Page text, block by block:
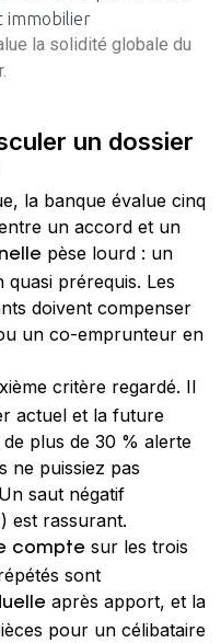
la solidité globale du
un dossier
la banque évalue cinq
un accord et un
pèse lourd : un
quasi prérequis. Les
doivent compenser
un co-emprunteur en
critère regardé. Il
actuel et la future
plus de 30 % alerte
ne puissiez pas
saut négatif
est rassurant.
compte sur les trois
sont
après apport, et la
pour un célibataire